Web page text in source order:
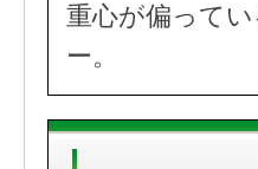
重心が偏って
ー。